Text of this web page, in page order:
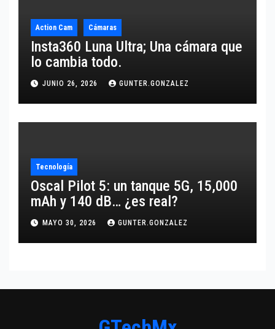
Action Cam Cámaras
Insta360 Luna Ultra; Una cámara que
lo cambia todo.
JUNIO 26, 2026 GUNTER.GONZALEZ
Tecnología
Oscal Pilot 5: un tanque 5G, 15,000
mAh y 140 dB… ¿es real?
MAYO 30, 2026 GUNTER.GONZALEZ